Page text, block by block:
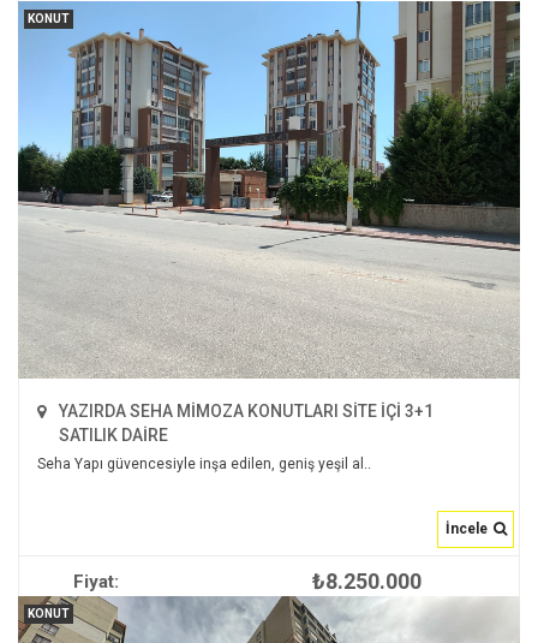
120 m2 1
KONUT
YAZIRDA SEHA MİMOZA KONUTLARI SİTE İÇİ 3+1
SATILIK DAİRE
Seha Yapı güvencesiyle inşa edilen, geniş yeşil al..
İncele
Fiyat: ₺8.250.000
160 m2 3+1 1
İNCELE
KONUT